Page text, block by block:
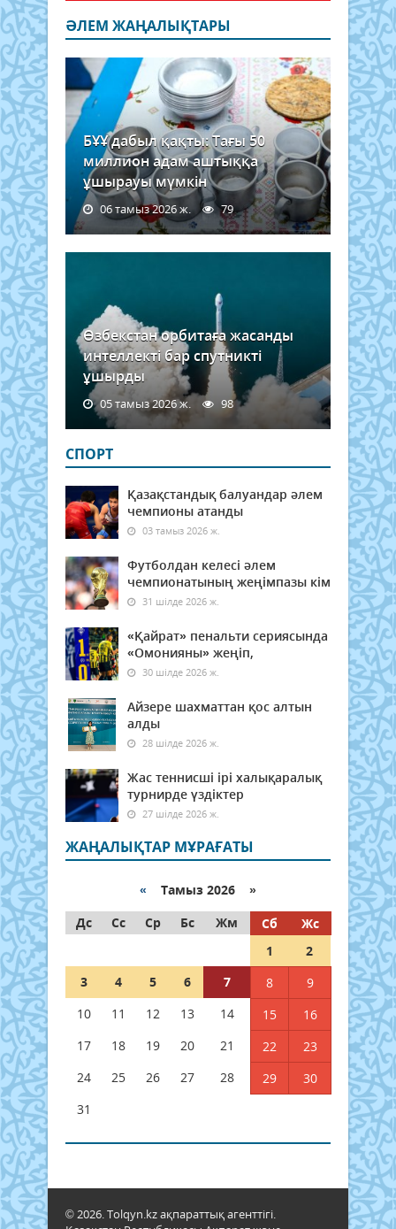
ӘЛЕМ ЖАҢАЛЫҚТАРЫ
БҰҰ дабыл қақты: Тағы 50
миллион адам аштыққа
ұшырауы мүмкін
06 тамыз 2026 ж. 79
Өзбекстан орбитаға жасанды
интеллекті бар спутникті
ұшырды
05 тамыз 2026 ж. 98
СПОРТ
Қазақстандық балуандар әлем
чемпионы атанды
03 тамыз 2026 ж.
Футболдан келесі әлем
чемпионатының жеңімпазы кім
31 шілде 2026 ж.
«Қайрат» пенальти сериясында
«Омонияны» жеңіп,
30 шілде 2026 ж.
Айзере шахматтан қос алтын
алды
28 шілде 2026 ж.
Жас теннисші ірі халықаралық
турнирде үздіктер
27 шілде 2026 ж.
ЖАҢАЛЫҚТАР МҰРАҒАТЫ
« Тамыз 2026 »
Дс
Сс Ср Бс Жм Сб
Жс
1
2
3
4 5 6 7 8
9
10
11 12 13 14 15
16
17
18 19 20 21 22
23
24
25 26 27 28 29
30
31
© 2026. Tolqyn.kz ақпараттық агенттігі.